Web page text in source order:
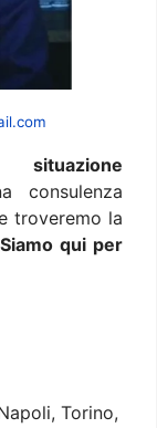
consulenza
troveremo la
Siamo qui per
Torino,